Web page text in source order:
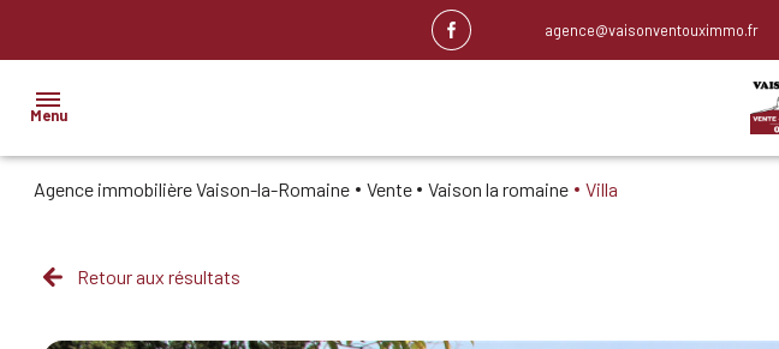
agence@vaisonventouximmo.fr
Menu
ACCUEIL
BIENS
Agence immobilière Vaison-la-Romaine Vente Vaison la romaine Villa
Retour aux résultats